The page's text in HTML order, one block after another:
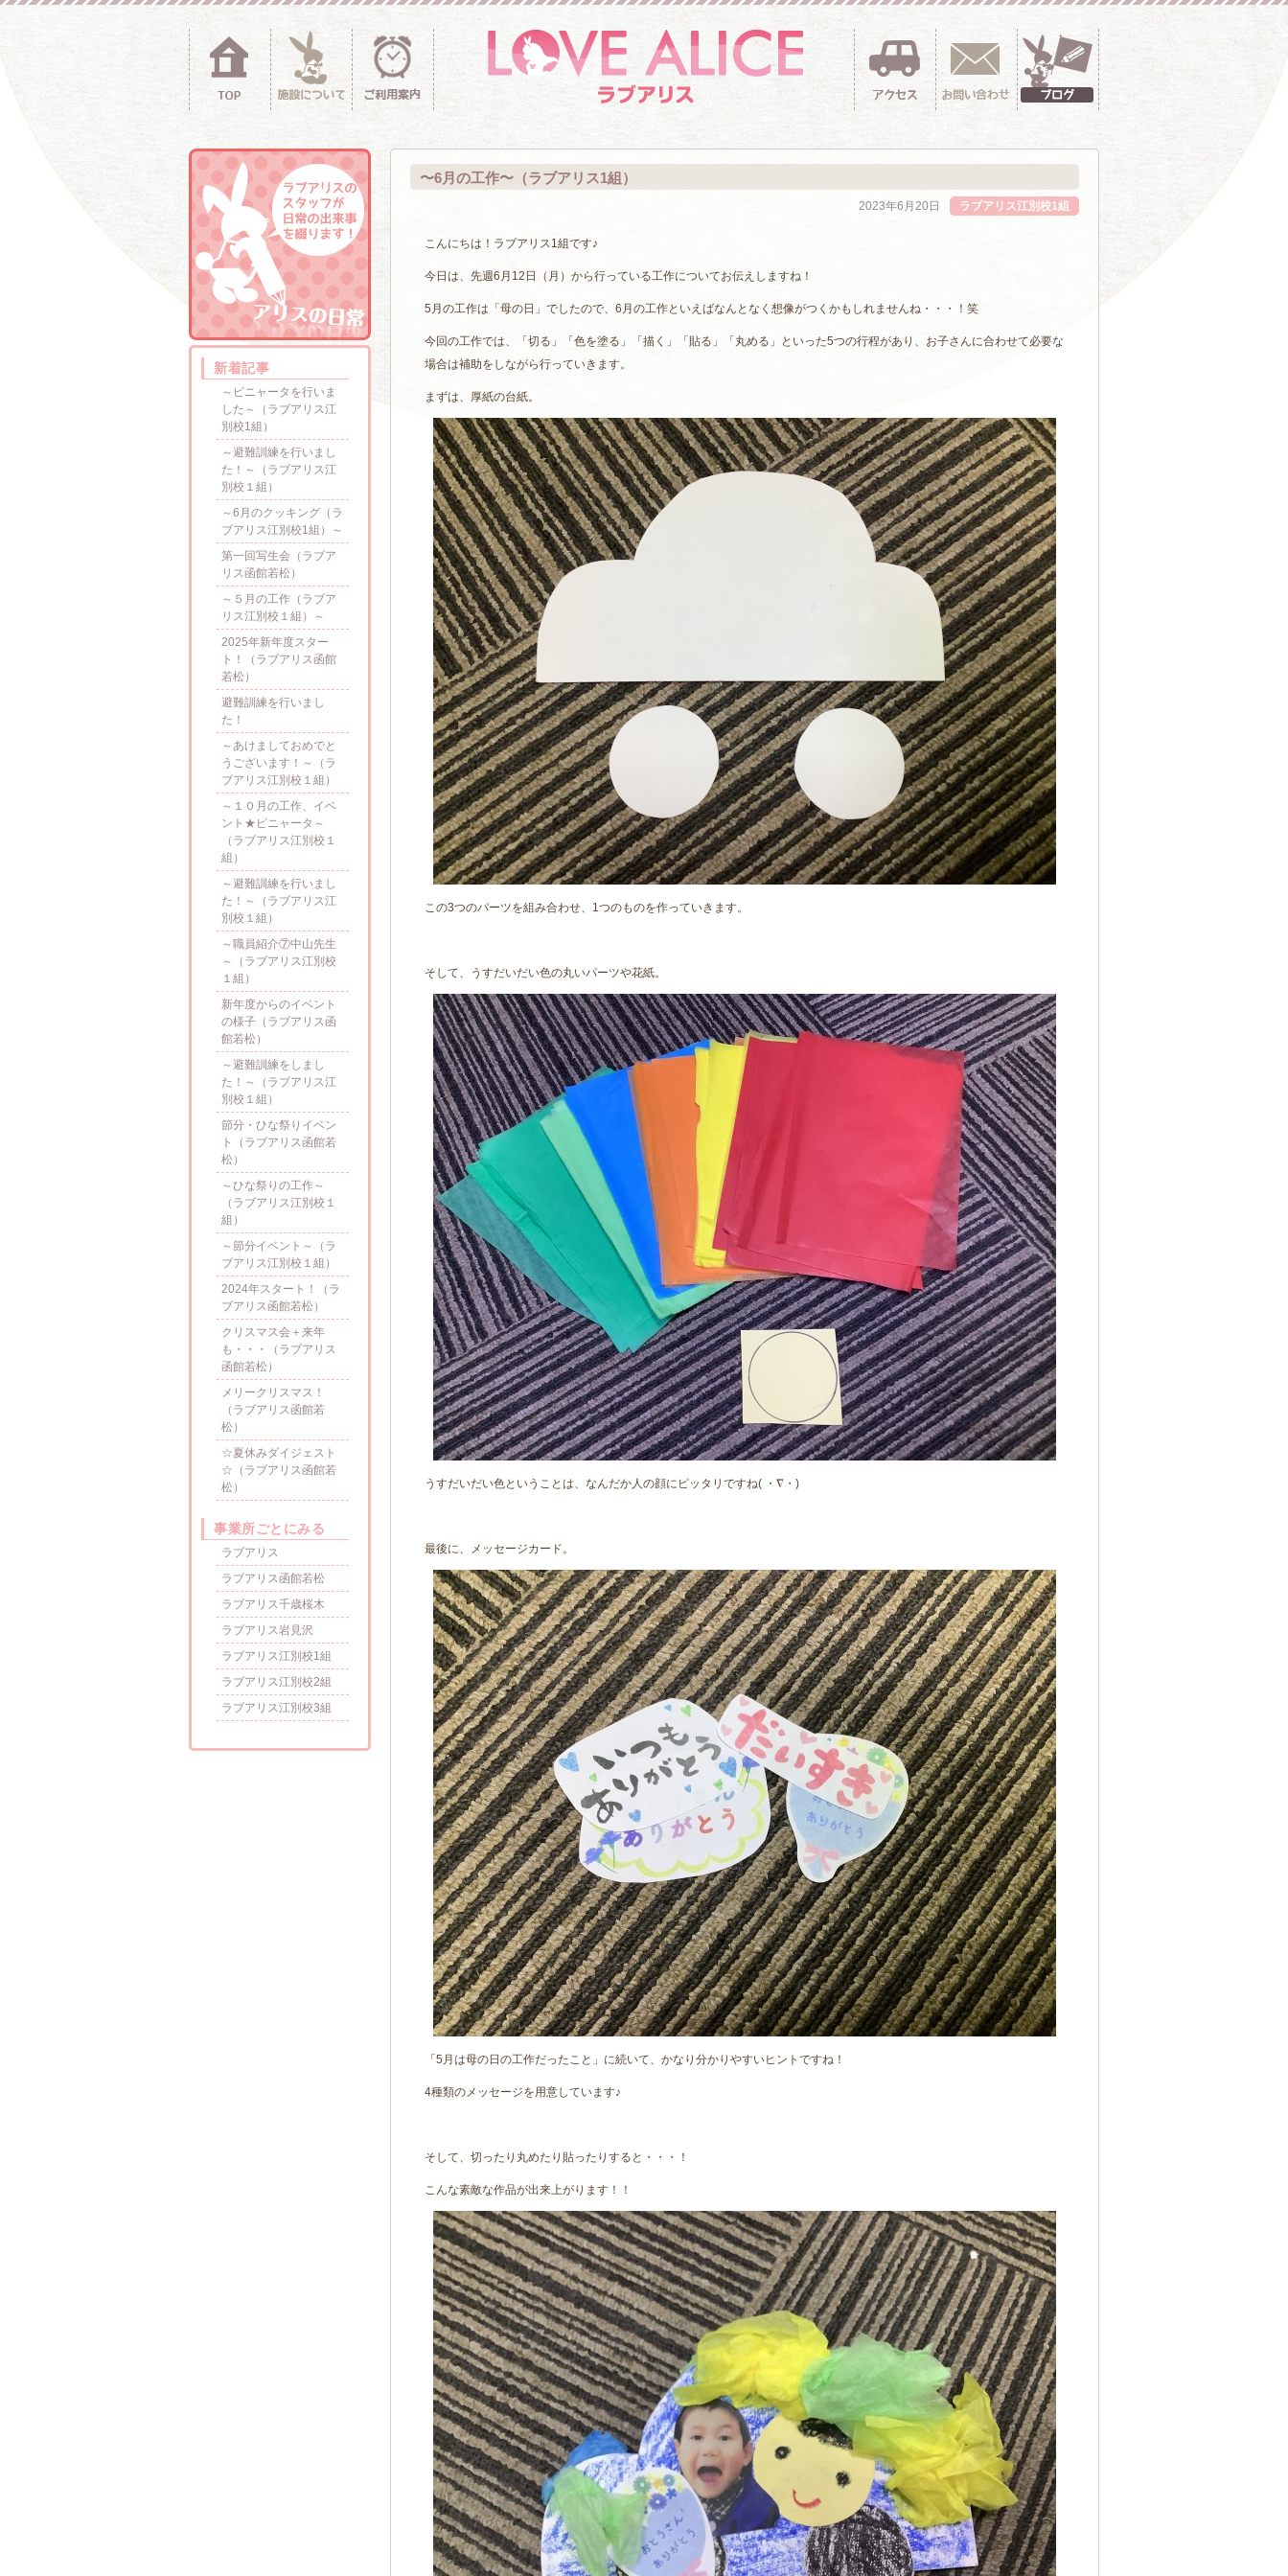
〜6月の工作〜（ラブアリス1組）
2023年6月20日 ラブアリス江別校1組
こんにちは！ラブアリス1組です♪
今日は、先週6月12日（月）から行っている工作についてお伝えしますね！
5月の工作は「母の日」でしたので、6月の工作といえばなんとなく想像がつくかもしれませんね・・・！笑
今回の工作では、「切る」「色を塗る」「描く」「貼る」「丸める」といった5つの行程があり、お子さんに合わせて必要な
場合は補助をしながら行っていきます。
まずは、厚紙の台紙。
この3つのパーツを組み合わせ、1つのものを作っていきます。
そして、うすだいだい色の丸いパーツや花紙。
うすだいだい色ということは、なんだか人の顔にピッタリですね( ・∇・)
最後に、メッセージカード。
「5月は母の日の工作だったこと」に続いて、かなり分かりやすいヒントですね！
4種類のメッセージを用意しています♪
そして、切ったり丸めたり貼ったりすると・・・！
こんな素敵な作品が出来上がります！！
新着記事
～ピニャータを行いま
した～（ラブアリス江
別校1組）
～避難訓練を行いまし
た！～（ラブアリス江
別校１組）
～6月のクッキング（ラ
ブアリス江別校1組）～
第一回写生会（ラブア
リス函館若松）
～５月の工作（ラブア
リス江別校１組）～
2025年新年度スター
ト！（ラブアリス函館
若松）
避難訓練を行いまし
た！
～あけましておめでと
うございます！～（ラ
ブアリス江別校１組）
～１０月の工作、イベ
ント★ピニャータ～
（ラブアリス江別校１
組）
～避難訓練を行いまし
た！～（ラブアリス江
別校１組）
～職員紹介⑦中山先生
～（ラブアリス江別校
１組）
新年度からのイベント
の様子（ラブアリス函
館若松）
～避難訓練をしまし
た！～（ラブアリス江
別校１組）
節分・ひな祭りイベン
ト（ラブアリス函館若
松）
～ひな祭りの工作～
（ラブアリス江別校１
組）
～節分イベント～（ラ
ブアリス江別校１組）
2024年スタート！（ラ
ブアリス函館若松）
クリスマス会＋来年
も・・・（ラブアリス
函館若松）
メリークリスマス！
（ラブアリス函館若
松）
☆夏休みダイジェスト
☆（ラブアリス函館若
松）
事業所ごとにみる
ラブアリス
ラブアリス函館若松
ラブアリス千歳桜木
ラブアリス岩見沢
ラブアリス江別校1組
ラブアリス江別校2組
ラブアリス江別校3組